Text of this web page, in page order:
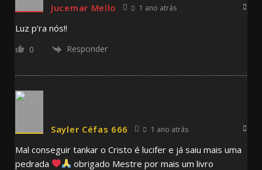
Jucemar Mello 1 ano atrás
Luz p’ra nós!!
0 Responder
Sayler Céfas 666 1 ano atrás
Mal conseguir tankar o Cristo é lucifer e já saiu mais uma
pedrada
obrigado Mestre por mais um livro